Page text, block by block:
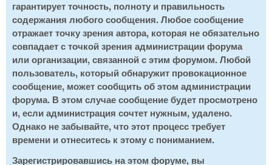
гарантирует точность, полноту и правильность
содержания любого сообщения. Любое сообщение
отражает точку зрения автора, которая не обязательно
совпадает с точкой зрения администрации форума
или организации, связанной с этим форумом. Любой
пользователь, который обнаружит провокационное
сообщение, может сообщить об этом администрации
форума. В этом случае сообщение будет просмотрено
и, если администрация сочтет нужным, удалено.
Однако не забывайте, что этот процесс требует
времени и отнеситесь к этому с пониманием.
Зарегистрировавшись на этом форуме, вы